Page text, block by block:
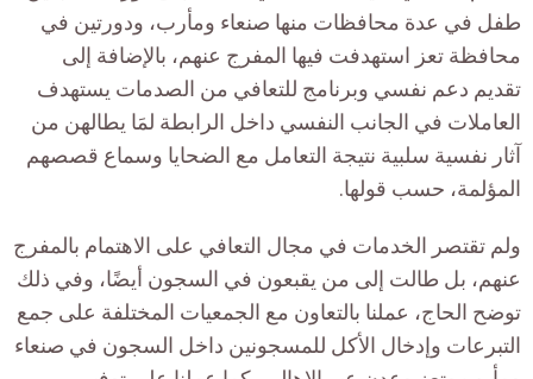
طفل في عدة محافظات منها صنعاء ومأرب، ودورتين في
محافظة تعز استهدفت فيها المفرج عنهم، بالإضافة إلى
تقديم دعم نفسي وبرنامج للتعافي من الصدمات يستهدف
العاملات في الجانب النفسي داخل الرابطة لمَا يطالهن من
آثار نفسية سلبية نتيجة التعامل مع الضحايا وسماع قصصهم
المؤلمة، حسب قولها.
ولم تقتصر الخدمات في مجال التعافي على الاهتمام بالمفرج
عنهم، بل طالت إلى من يقبعون في السجون أيضًا، وفي ذلك
توضح الحاج، عملنا بالتعاون مع الجمعيات المختلفة على جمع
التبرعات وإدخال الأكل للمسجونين داخل السجون في صنعاء